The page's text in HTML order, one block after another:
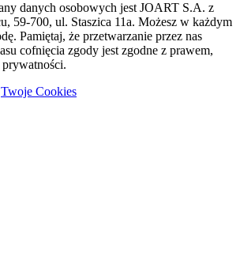
danych osobowych jest JOART S.A. z
59-700, ul. Staszica 11a. Możesz w każdym
Pamiętaj, że przetwarzanie przez nas
cofnięcia zgody jest zgodne z prawem,
Twoje Cookies